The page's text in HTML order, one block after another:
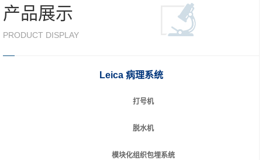
产品展示
PRODUCT DISPLAY
Leica 病理系统
打号机
脱水机
模块化组织包埋系统